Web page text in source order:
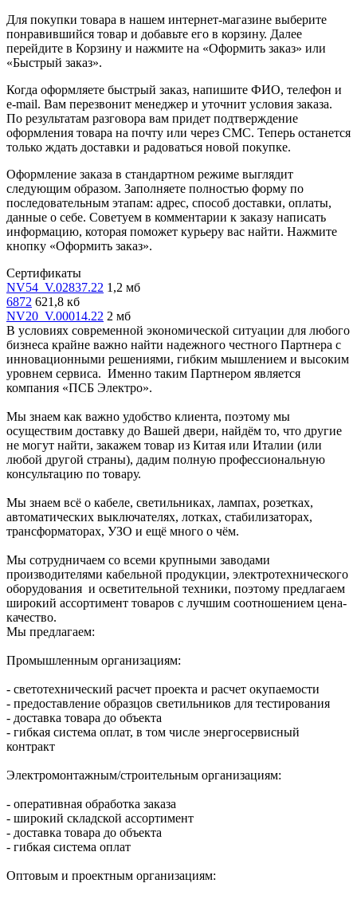
Для покупки товара в нашем интернет-магазине выберите
понравившийся товар и добавьте его в корзину. Далее
перейдите в Корзину и нажмите на «Оформить заказ» или
«Быстрый заказ».
Когда оформляете быстрый заказ, напишите ФИО, телефон и
e-mail. Вам перезвонит менеджер и уточнит условия заказа.
По результатам разговора вам придет подтверждение
оформления товара на почту или через СМС. Теперь останется
только ждать доставки и радоваться новой покупке.
Оформление заказа в стандартном режиме выглядит
следующим образом. Заполняете полностью форму по
последовательным этапам: адрес, способ доставки, оплаты,
данные о себе. Советуем в комментарии к заказу написать
информацию, которая поможет курьеру вас найти. Нажмите
кнопку «Оформить заказ».
Сертификаты
NV54_V.02837.22 1,2 мб
6872 621,8 кб
NV20_V.00014.22 2 мб
В условиях современной экономической ситуации для любого
бизнеса крайне важно найти надежного честного Партнера с
инновационными решениями, гибким мышлением и высоким
уровнем сервиса. Именно таким Партнером является
компания «ПСБ Электро».
Мы знаем как важно удобство клиента, поэтому мы
осуществим доставку до Вашей двери, найдём то, что другие
не могут найти, закажем товар из Китая или Италии (или
любой другой страны), дадим полную профессиональную
консультацию по товару.
Мы знаем всё о кабеле, светильниках, лампах, розетках,
автоматических выключателях, лотках, стабилизаторах,
трансформаторах, УЗО и ещё много о чём.
Мы сотрудничаем со всеми крупными заводами
производителями кабельной продукции, электротехнического
оборудования и осветительной техники, поэтому предлагаем
широкий ассортимент товаров с лучшим соотношением цена-
качество.
Мы предлагаем:
Промышленным организациям:
- светотехнический расчет проекта и расчет окупаемости
- предоставление образцов светильников для тестирования
- доставка товара до объекта
- гибкая система оплат, в том числе энергосервисный
контракт
Электромонтажным/строительным организациям:
- оперативная обработка заказа
- широкий складской ассортимент
- доставка товара до объекта
- гибкая система оплат
Оптовым и проектным организациям: